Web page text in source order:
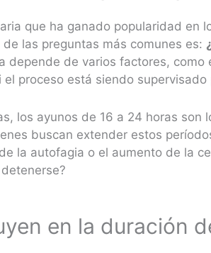
que ha ganado popularidad en
las preguntas más comunes es:
depende de varios factores,
proceso está siendo
los ayunos de 16 a 24 horas
buscan extender estos
la autofagia o el aumento de la
en la duración